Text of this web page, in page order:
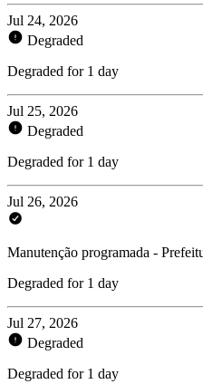
Jul 24, 2026
Degraded
Degraded for 1 day
Jul 25, 2026
Degraded
Degraded for 1 day
Jul 26, 2026
Manutenção programada -
Degraded for 1 day
Jul 27, 2026
Degraded
Degraded for 1 day